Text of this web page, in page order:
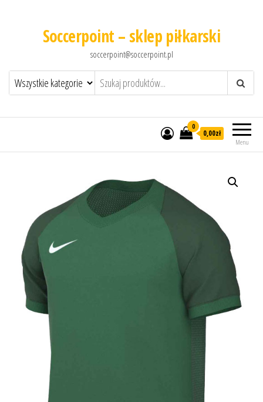
Soccerpoint – sklep piłkarski
soccerpoint@soccerpoint.pl
Menu
0
0,00zł